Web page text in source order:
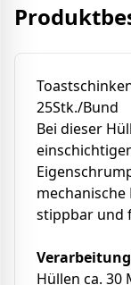
25Stk./Bund
Bei dieser
stippbar und
Hüllen ca. 30